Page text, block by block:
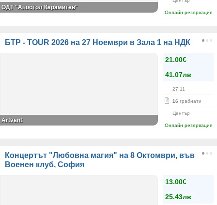
Онлайн резервация
ОДТ "Апостол Карамитев"
БТР - TOUR 2026 на 27 Ноември в Зала 1 на НДК
21.00€
41.07лв
27.11
16 грабнати
Център
Онлайн резервация
Artvent
Концертът "Любовна магия" на 8 Октомври, във
Военен клуб, София
13.00€
25.43лв